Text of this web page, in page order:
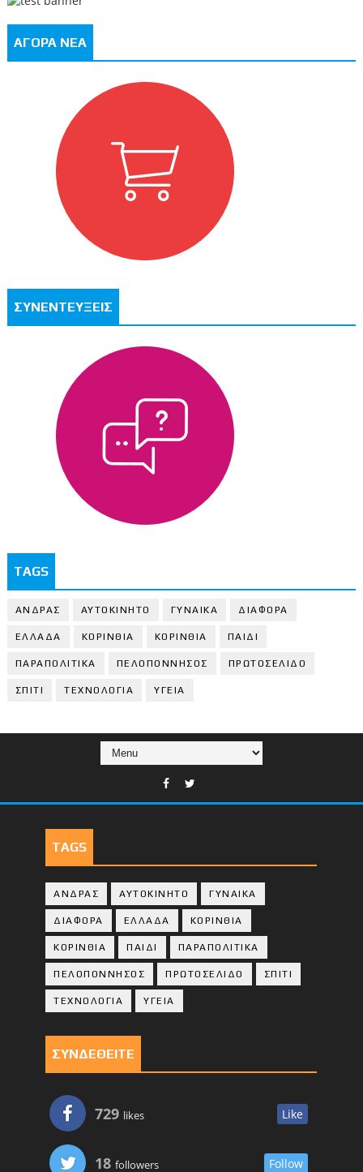
ΑΓΟΡΑ ΝΕΑ
ΣΥΝΕΝΤΕΥΞΕΙΣ
TAGS
ΑΝΔΡΑΣ ΑΥΤΟΚΙΝΗΤΟ ΓΥΝΑΙΚΑ ΔΙΑΦΟΡΑ
ΕΛΛΑΔΑ ΚΟΡΙΝΘΙΑ ΚΟΡΙΝΘΙA ΠΑΙΔΙ
ΠΑΡΑΠΟΛΙΤΙΚΑ ΠΕΛΟΠΟΝΝΗΣΟΣ ΠΡΩΤΟΣΕΛΙΔΟ
ΣΠΙΤΙ ΤΕΧΝΟΛΟΓΙΑ ΥΓΕΙΑ
TAGS
ΑΝΔΡΑΣ ΑΥΤΟΚΙΝΗΤΟ ΓΥΝΑΙΚΑ
ΔΙΑΦΟΡΑ ΕΛΛΑΔΑ ΚΟΡΙΝΘΙΑ
ΚΟΡΙΝΘΙA ΠΑΙΔΙ ΠΑΡΑΠΟΛΙΤΙΚΑ
ΠΕΛΟΠΟΝΝΗΣΟΣ ΠΡΩΤΟΣΕΛΙΔΟ ΣΠΙΤΙ
ΤΕΧΝΟΛΟΓΙΑ ΥΓΕΙΑ
ΣΥΝΔΕΘΕΙΤΕ
729 likes Like
18 followers Follow